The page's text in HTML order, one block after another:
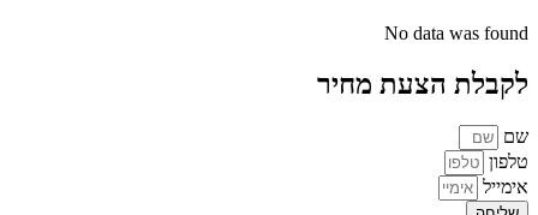
No data was found
לקבלת הצעת מחיר
שם
טלפון
אימייל